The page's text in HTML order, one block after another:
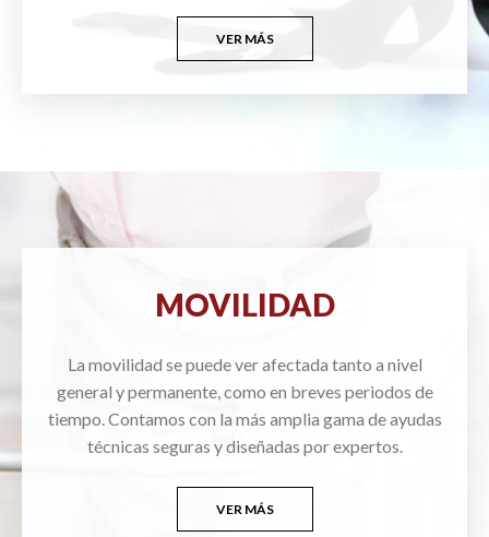
VER MÁS
MOVILIDAD
La movilidad se puede ver afectada tanto a nivel
general y permanente, como en breves periodos de
tiempo. Contamos con la más amplia gama de ayudas
técnicas seguras y diseñadas por expertos.
VER MÁS